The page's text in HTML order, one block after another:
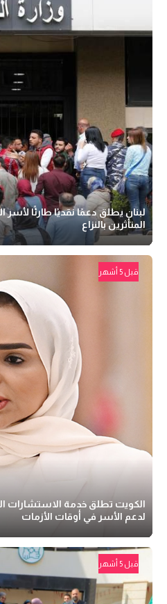
لبنان يطلق دعمًا نقديًا طارئًا لأسر
المتأثرين بالنزاع
قبل 5 أشهر
الكويت تطلق خدمة الاستشارات
لدعم الأسر في أوقات الأزمات
قبل 5 أشهر